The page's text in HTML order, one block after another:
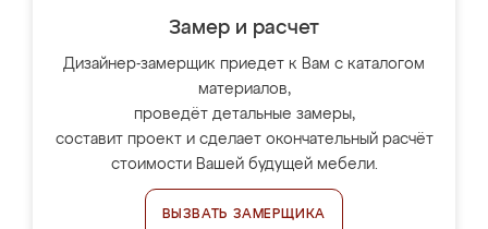
Замер и расчет
Дизайнер-замерщик приедет к Вам с каталогом
материалов,
проведёт детальные замеры,
составит проект и сделает окончательный расчёт
стоимости Вашей будущей мебели.
ВЫЗВАТЬ ЗАМЕРЩИКА